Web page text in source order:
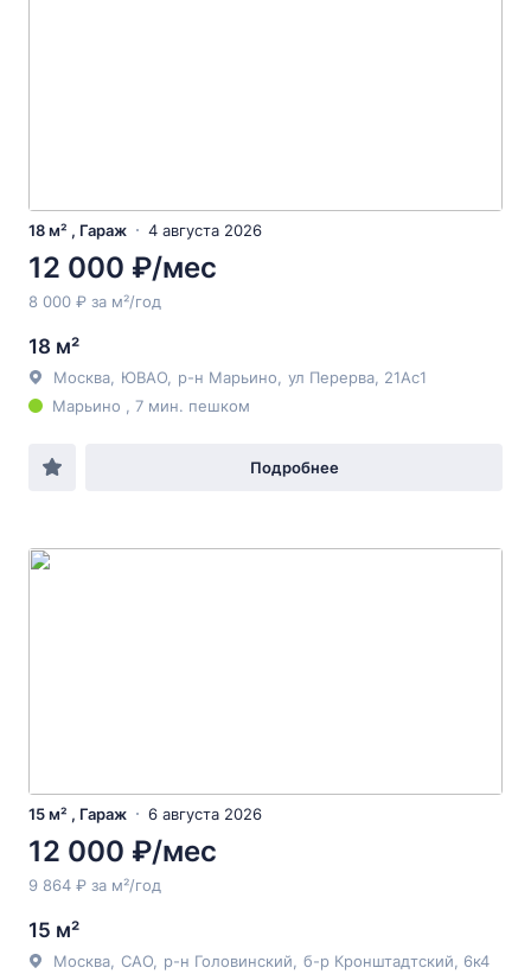
18 м² , Гараж 4 августа 2026
12 000 ₽/мес
8 000 ₽ за м²/год
18 м²
Москва ЮВАО р-н Марьино ул Перерва , 21Ас1
Марьино , 7 мин. пешком
Подробнее
15 м² , Гараж 6 августа 2026
12 000 ₽/мес
9 864 ₽ за м²/год
15 м²
Москва САО р-н Головинский б-р Кронштадтский , 6к4